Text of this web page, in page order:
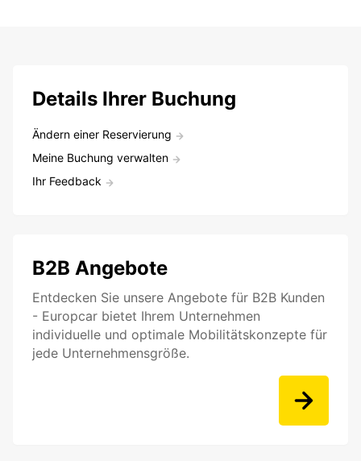
Details Ihrer Buchung
Ändern einer Reservierung
Meine Buchung verwalten
Ihr Feedback
B2B Angebote
Entdecken Sie unsere Angebote für B2B Kunden
- Europcar bietet Ihrem Unternehmen
individuelle und optimale Mobilitätskonzepte für
jede Unternehmensgröße.